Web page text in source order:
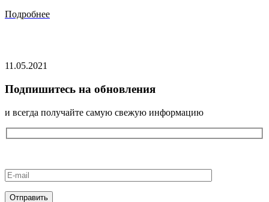
Подробнее
11.05.2021
Подпишитесь на обновления
и всегда получайте самую свежую информацию